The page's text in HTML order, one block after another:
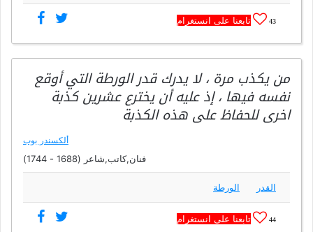
43 تابعنا على انستغرام
من يكذب مرة ، لا يدرك قدر الورطة التي أوقع
نفسه فيها ، إذ عليه أن يخترع عشرين كذبة
اخرى للحفاظ على هذه الكذبة
ألكسندر بوب
فنان,كاتب,شاعر (1688 - 1744)
القدر الورطة
44 تابعنا على انستغرام